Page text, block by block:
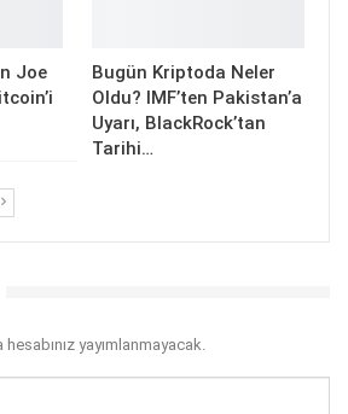
Joe
Bugün Kriptoda Neler
Oldu? IMF’ten Pakistan’a
Uyarı, BlackRock’tan
Tarihi…
hesabınız yayımlanmayacak.